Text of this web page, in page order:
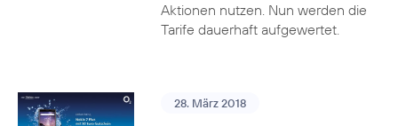
Aktionen nutzen. Nun werden die
Tarife dauerhaft aufgewertet.
28. März 2018